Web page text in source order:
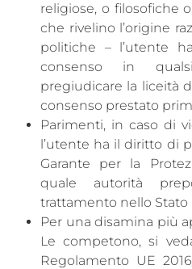
religiose, o filosofiche
che rivelino l’origine
politiche – l’utente
consenso in
pregiudicare la liceità
consenso prestato
Parimenti, in caso di
l’utente ha il diritto di
Garante per la
quale autorità
trattamento nello Stato
Per una disamina più
Le competono, si
Regolamento UE